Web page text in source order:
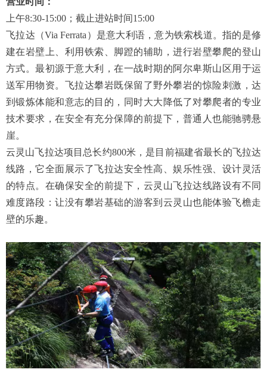
上午8:30-15:00；截止进站时间15:00
飞拉达（Via Ferrata）是意大利语，意为铁索栈道。指的是修
建在岩壁上、利用铁索、脚蹬的辅助，进行岩壁攀爬的登山
方式。最初源于意大利，在一战时期的阿尔卑斯山区用于运
送军用物资。飞拉达攀岩既保留了野外攀岩的惊险刺激，达
到锻炼体能和意志的目的，同时大大降低了对攀爬者的专业
技术要求，在安全有充分保障的前提下，普通人也能驰骋悬
崖。
云灵山飞拉达项目总长约800米，是目前福建省最长的飞拉达
线路，它全面展示了飞拉达安全性高、娱乐性强、设计灵活
的特点。在确保安全的前提下，云灵山飞拉达线路设有不同
难度路段：让没有攀岩基础的游客到云灵山也能体验飞檐走
壁的乐趣。